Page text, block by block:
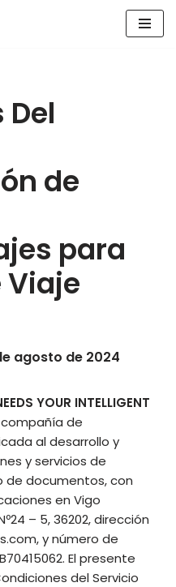
de
para
Viaje
agosto de 2024
YOUR INTELLIGENT
compañía de
al desarrollo y
y servicios de
documentos, con
en Vigo
– 5, 36202, dirección
y número de
El presente
del Servicio